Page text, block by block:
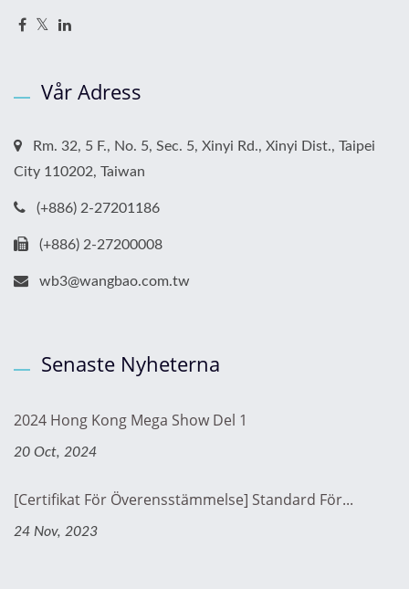
Vår Adress
Rm. 32, 5 F., No. 5, Sec. 5, Xinyi Rd., Xinyi Dist., Taipei
City 110202, Taiwan
(+886) 2-27201186
(+886) 2-27200008
wb3@wangbao.com.tw
Senaste Nyheterna
2024 Hong Kong Mega Show Del 1
20 Oct, 2024
[Certifikat För Överensstämmelse] Standard För...
24 Nov, 2023